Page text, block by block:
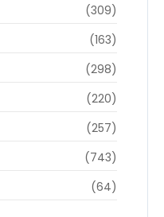
(309)
(163)
(298)
(220)
(257)
(743)
(64)